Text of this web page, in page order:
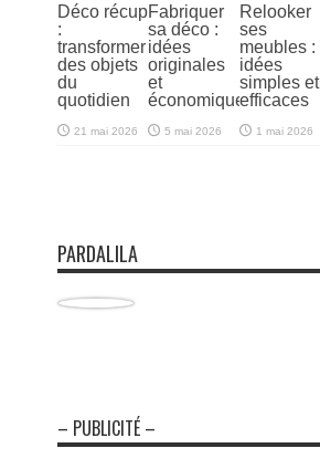
Déco récup
:
transformer
des objets
du
quotidien
21 mai 2026
Fabriquer
sa déco :
idées
originales
et
économiques
5 mai 2026
Relooker
ses
meubles :
idées
simples et
efficaces
1 mai 2026
PARDALILA
– PUBLICITÉ –